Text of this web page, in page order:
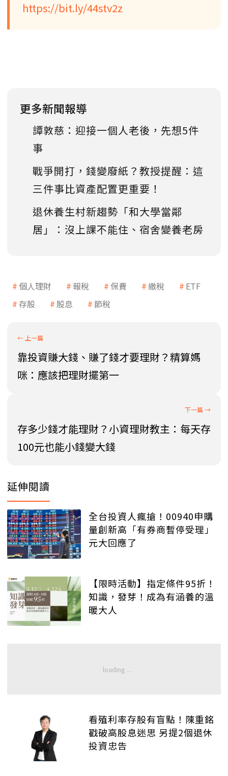
https://bit.ly/44stv2z
更多新聞報導
譚敦慈：迎接一個人老後，先想5件
事
戰爭開打，錢變廢紙？教授提醒：這
三件事比資產配置更重要！
退休養生村新趨勢「和大學當鄰
居」：沒上課不能住、宿舍變養老房
個人理財 報稅 保費 繳稅
ETF
存股
股息 節稅
靠投資賺大錢、賺了錢才要理財？精算媽
咪：應該把理財擺第一
存多少錢才能理財？小資理財教主：每天存
100元也能小錢變大錢
延伸閱讀
全台投資人瘋搶！00940申購
量創新高「有券商暫停受理」
元大回應了
【限時活動】指定條件95折！
知識，發芽！成為有涵養的溫
暖大人
看殖利率存股有盲點！陳重銘
戳破高股息迷思 另提2個退休
投資忠告